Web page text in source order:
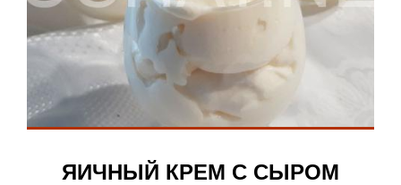
ЯИЧНЫЙ КРЕМ С СЫРОМ